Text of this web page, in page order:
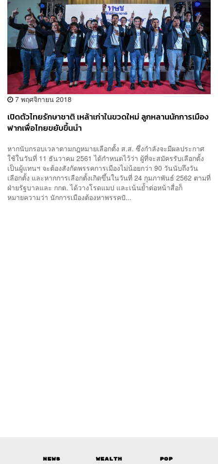
7 พฤศจิกายน 2018
เปิดตัวไทยรักษาชาติ เหล้าเก่าในขวดใหม่ ลูกหลานนักการเมือง
ฟากเพื่อไทยขยับขึ้นนำ
หากนับกรอบเวลาตามกฎหมายเลือกตั้ง ส.ส. ซึ่งกำลังจะมีผลประกาศ
ใช้ในวันที่ 11 ธันวาคม 2561 ได้กำหนดไว้ว่า ผู้ที่จะสมัครรับเลือกตั้ง
เป็นผู้แทนฯ จะต้องสังกัดพรรคการเมืองไม่น้อยกว่า 90 วันนับถึงวัน
เลือกตั้ง และหากการเลือกตั้งเกิดขึ้นในวันที่ 24 กุมภาพันธ์ 2562 ตามที่
ฝ่ายรัฐบาลและ กกต. ได้วางโรดแมป และเน้นย้ำต่อหน้าสื่อก็
หมายความว่า นักการเมืองต้องหาพรรคปั...
News Wealth Pop